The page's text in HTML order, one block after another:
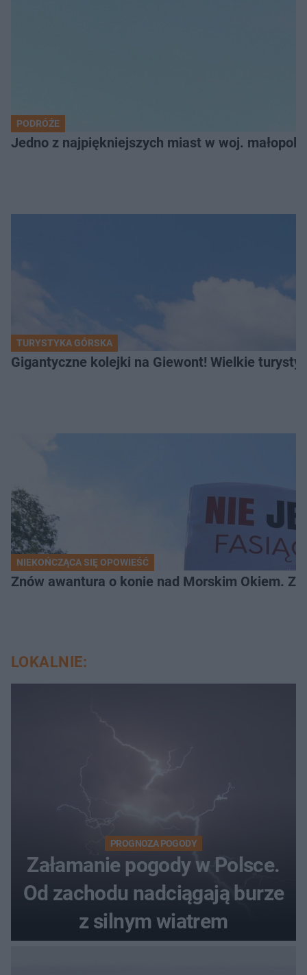
PODRÓŻE
Jedno z najpiękniejszych miast w woj.
TURYSTYKA GÓRSKA
Gigantyczne kolejki na Giewont! Wielkie
NIEKOŃCZĄCA SIĘ OPOWIEŚĆ
Znów awantura o konie nad Morskim Okiem.
LOKALNIE:
PROGNOZA POGODY
Załamanie pogody w Polsce.
Od zachodu nadciągają burze
z silnym wiatrem